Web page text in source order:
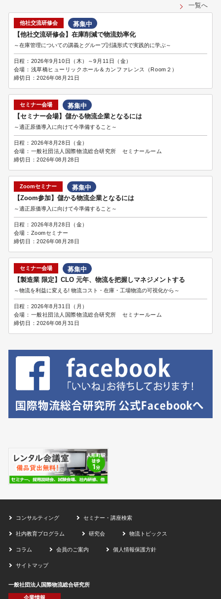
一覧へ
他社交流研修会
募集中
【他社交流研修会】在庫削減で物流効率化
～在庫管理についての講義とグループ討議形式で実践的に学ぶ～
日程： 2026年9月10日（木）～9月11日（金）
会場： 浅草橋ヒューリックホール＆カンファレンス（Room２）
締切日：2026年08月21日
セミナー会場
募集中
【セミナー会場】儲かる物流企業となるには
～適正原価導入に向けて今準備すること～
日程： 2026年8月28日（金）
会場： 一般社団法人国際物流総合研究所 セミナールーム
締切日：2026年08月28日
Zoomセミナー
募集中
【Zoom参加】儲かる物流企業となるには
～適正原価導入に向けて今準備すること～
日程： 2026年8月28日（金）
会場： Zoomセミナー
締切日：2026年08月28日
セミナー会場
募集中
【製造業 限定】CLO 元年、物流を把握しマネジメントする
～物流を利益に変える! 物流コスト・在庫・工場物流の可視化から～
日程： 2026年8月31日（月）
会場： 一般社団法人国際物流総合研究所 セミナールーム
締切日：2026年08月31日
コンサルティング セミナー・講座検索
社内教育プログラム 研究会 物流トピックス
コラム 会員のご案内 個人情報保護方針
サイトマップ
一般社団法人国際物流総合研究所
企業情報